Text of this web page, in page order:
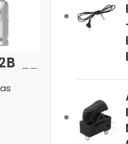
XL55
R454B
r Tüplü